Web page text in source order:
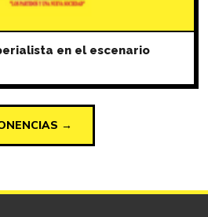
en el escenario
→